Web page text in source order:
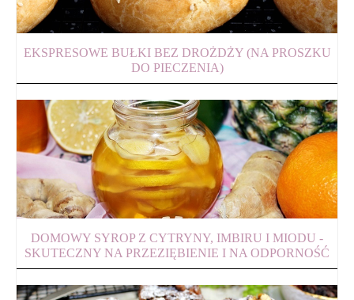
EKSPRESOWE BUŁKI BEZ DROŻDŻY (NA PROSZKU
DO PIECZENIA)
DOMOWY SYROP Z CYTRYNY, IMBIRU I MIODU -
SKUTECZNY NA PRZEZIĘBIENIE I NA ODPORNOŚĆ